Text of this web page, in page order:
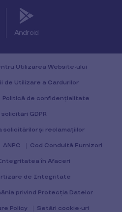
Android
Utilizarea Website-ului
de Utilizare a Cardurilor
Politică de confidențialitate
GDPR
solicitărilor și reclamațiilor
ANPC Cod Conduită Furnizori
în Afaceri
de Integritate
privind Protecția Datelor
Policy Setări cookie-uri